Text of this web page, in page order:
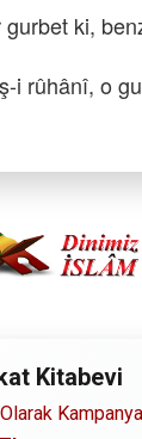
gurbet ki,
i rûhânî, o
İslam.
Kitabevi
Kampanya